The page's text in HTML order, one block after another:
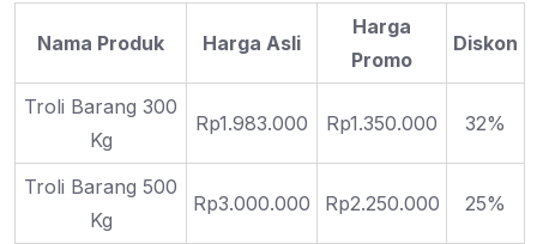
Nama Produk Harga Asli
Harga
Promo
Diskon
Troli Barang 300
Kg
Rp1.983.000 Rp1.350.000 32%
Troli Barang 500
Kg
Rp3.000.000 Rp2.250.000 25%